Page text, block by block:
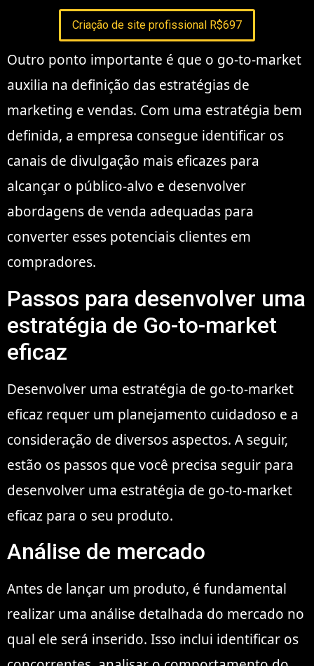
Criação de site profissional R$697
Outro ponto importante é que o go-to-market
auxilia na definição das estratégias de
marketing e vendas. Com uma estratégia bem
definida, a empresa consegue identificar os
canais de divulgação mais eficazes para
alcançar o público-alvo e desenvolver
abordagens de venda adequadas para
converter esses potenciais clientes em
compradores.
Passos para desenvolver uma
estratégia de Go-to-market
eficaz
Desenvolver uma estratégia de go-to-market
eficaz requer um planejamento cuidadoso e a
consideração de diversos aspectos. A seguir,
estão os passos que você precisa seguir para
desenvolver uma estratégia de go-to-market
eficaz para o seu produto.
Análise de mercado
Antes de lançar um produto, é fundamental
realizar uma análise detalhada do mercado no
qual ele será inserido. Isso inclui identificar os